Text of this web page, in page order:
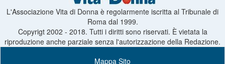
L'Associazione Vita di Donna è regolarmente iscritta al Tribunale di
Roma dal 1999.
Copyrigt 2002 - 2018. Tutti i diritti sono riservati. È vietata la
riproduzione anche parziale senza l'autorizzazione della Redazione.
Mappa Sito